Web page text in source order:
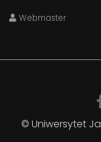
Webmaster
© Uniwersytet